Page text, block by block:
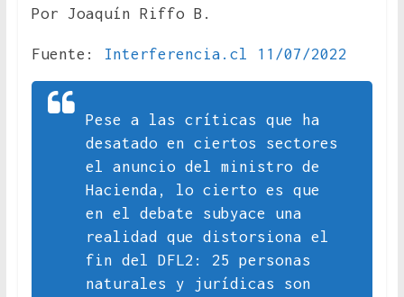
Por Joaquín Riffo B.
Fuente: Interferencia.cl 11/07/2022
Pese a las críticas que ha
desatado en ciertos sectores
el anuncio del ministro de
Hacienda, lo cierto es que
en el debate subyace una
realidad que distorsiona el
fin del DFL2: 25 personas
naturales y jurídicas son